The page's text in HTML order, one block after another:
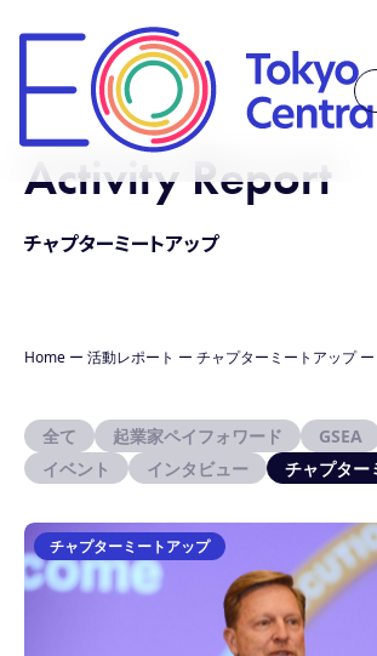
Activity Report
チャプターミートアップ
Home ー 活動レポート ー チャプターミートアップー
全て 起業家ペイフォワード GSEA
イベント
インタビュー チャプター
チャプターミートアップ